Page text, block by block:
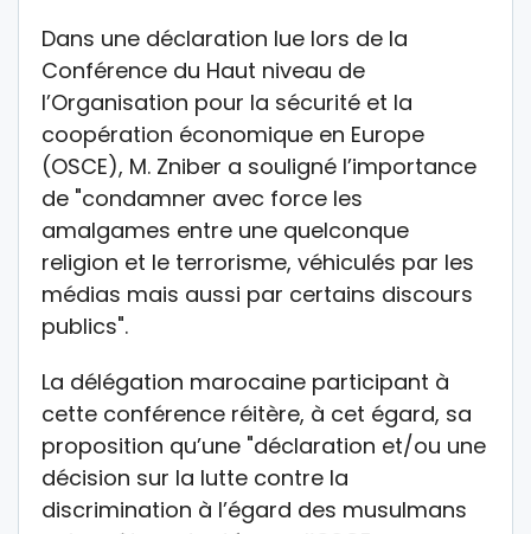
Dans une déclaration lue lors de la
Conférence du Haut niveau de
l’Organisation pour la sécurité et la
coopération économique en Europe
(OSCE), M. Zniber a souligné l’importance
de "condamner avec force les
amalgames entre une quelconque
religion et le terrorisme, véhiculés par les
médias mais aussi par certains discours
publics".
La délégation marocaine participant à
cette conférence réitère, à cet égard, sa
proposition qu’une "déclaration et/ou une
décision sur la lutte contre la
discrimination à l’égard des musulmans